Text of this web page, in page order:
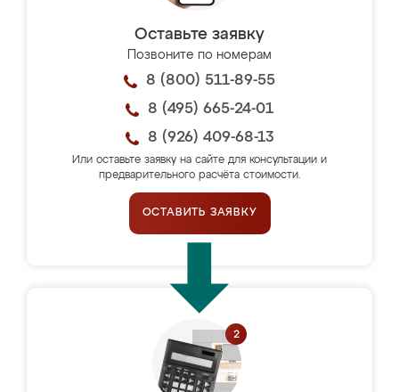
Оставьте заявку
Позвоните по номерам
8 (800) 511-89-55
8 (495) 665-24-01
8 (926) 409-68-13
Или оставьте заявку на сайте для консультации и
предварительного расчёта стоимости.
ОСТАВИТЬ ЗАЯВКУ